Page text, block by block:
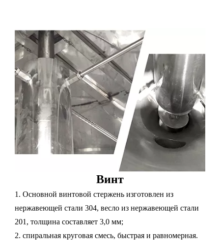
Винт
1. Основной винтовой стержень изготовлен из
нержавеющей стали 304, весло из нержавеющей стали
201, толщина составляет 3,0 мм;
2. спиральная круговая смесь, быстрая и равномерная.